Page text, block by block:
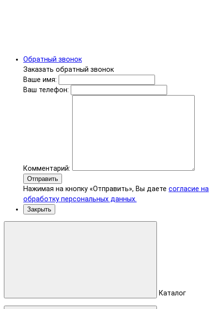
Обратный звонок
Заказать обратный звонок
Ваше имя:
Ваш телефон:
Комментарий:
Отправить
Нажимая на кнопку «Отправить», Вы даете согласие на
обработку персональных данных.
Закрыть
Каталог